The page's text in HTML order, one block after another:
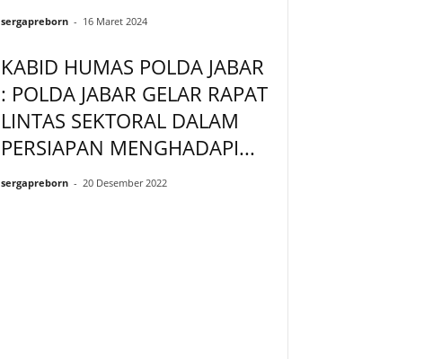
sergapreborn - 16 Maret 2024
KABID HUMAS POLDA JABAR
: POLDA JABAR GELAR RAPAT
LINTAS SEKTORAL DALAM
PERSIAPAN MENGHADAPI...
sergapreborn - 20 Desember 2022